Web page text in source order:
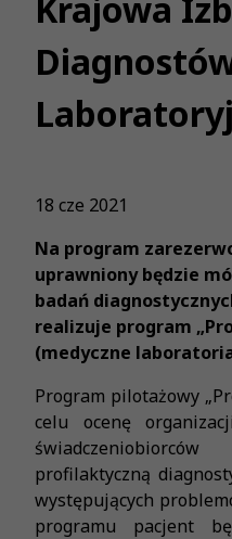
18 cze 2021
Na program
uprawniony będzie
badań
realizuje program
(medyczne
Program pilotażowy
celu ocenę
profilaktyczną
występujących
programu pacjent